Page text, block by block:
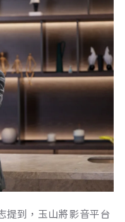
提到，玉山將影音平台